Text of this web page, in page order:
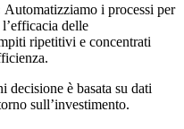
Automatizziamo i processi per
delle
ripetitivi e concentrati
decisione è basata su dati
sull’investimento.